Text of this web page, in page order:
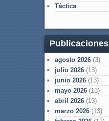
Táctica
Publicaciones
agosto 2026(3)
julio 2026(13)
junio 2026(13)
mayo 2026(13)
abril 2026(13)
marzo 2026(13)